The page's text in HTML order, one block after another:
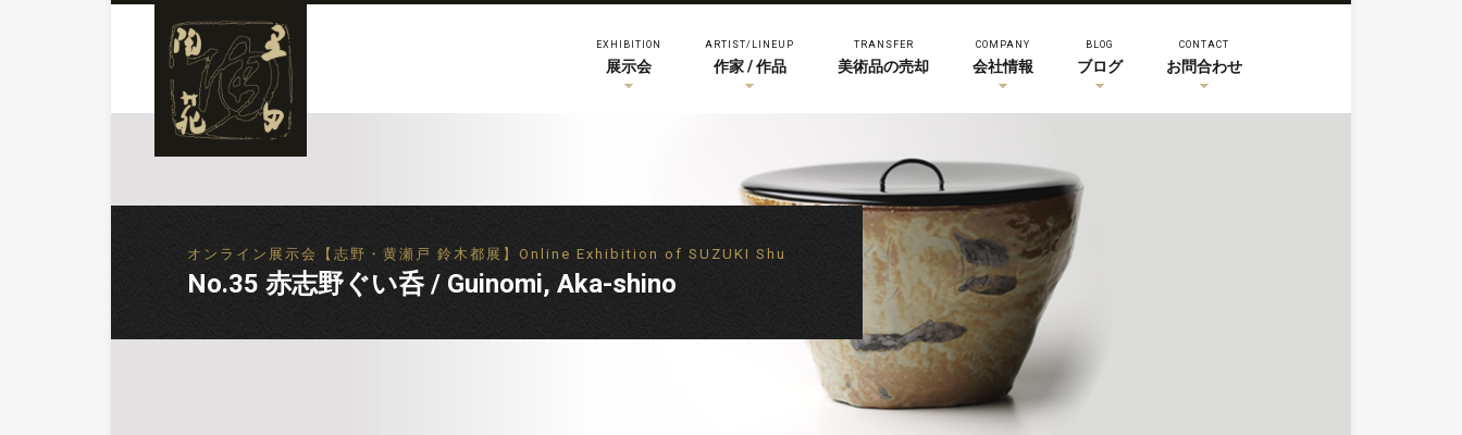
EXHIBITION
展示会
ARTIST/LINEUP
作家 / 作品
TRANSFER
美術品の売却
COMPANY
会社情報
BLOG
ブログ
CONTACT
お問合わせ
オンライン展示会【志野・黄瀬戸 鈴木都展】Online Exhibition of SUZUKI Shu
No.35 赤志野ぐい呑 / Guinomi, Aka-shino